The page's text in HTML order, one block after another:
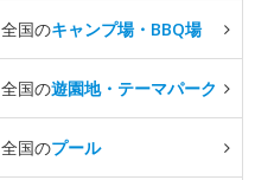
全国のキャンプ場・BBQ場
全国の遊園地・テーマパーク
全国のプール